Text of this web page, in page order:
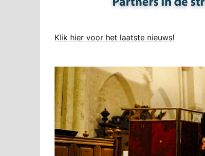
Klik hier voor het laatste nieuws!